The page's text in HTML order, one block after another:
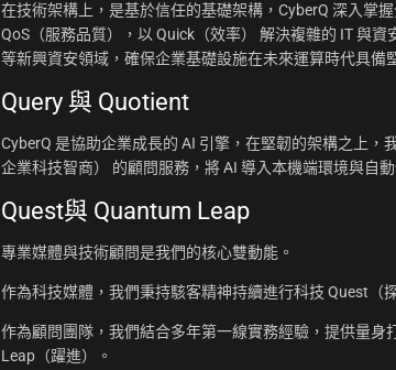
在技術架構上，是基於信任的基礎架構，CyberQ 深入掌
QoS（服務品質），以 Quick（效率） 解決複雜的 IT 與
等新興資安領域，確保企業基礎設施在未來運算時代具備
Query 與 Quotient
CyberQ 是協助企業成長的 AI 引擎，在堅韌的架構之上
企業科技智商） 的顧問服務，將 AI 導入本機端環境與自
Quest與 Quantum Leap
專業媒體與技術顧問是我們的核心雙動能。
作為科技媒體，我們秉持駭客精神持續進行科技 Quest（
作為顧問團隊，我們結合多年第一線實務經驗，提供量
Leap（躍進）。